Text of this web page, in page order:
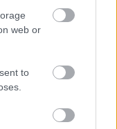
web or
to